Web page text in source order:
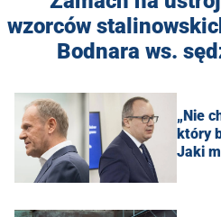
wzorców
Bodnara ws.
„Nie
który
Jaki